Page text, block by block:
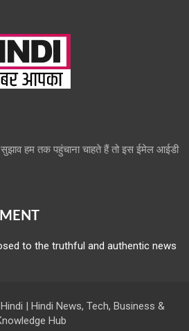
हम तक पहुंचाना चाहते हैं तो इस ईमेल आईडी
to the truthful and authentic news
Hindi | Hindi News, Tech, Business &
Hub